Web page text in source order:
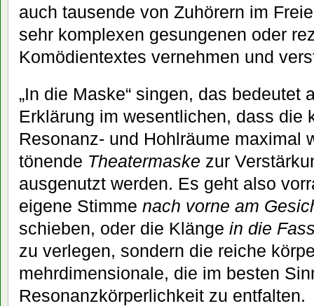
auch tausende von Zuhörern im
sehr komplexen gesungenen oder
Komödientextes vernehmen und
„In die Maske“ singen, das bedeutet
Erklärung im wesentlichen, dass die
Resonanz- und Hohlräume maximal
tönende Theatermaske zur
ausgenutzt werden. Es geht also
eigene Stimme nach vorne am
schieben, oder die Klänge in die
zu verlegen, sondern die reiche
mehrdimensionale, die im besten
Resonanzkörperlichkeit zu entfalten.